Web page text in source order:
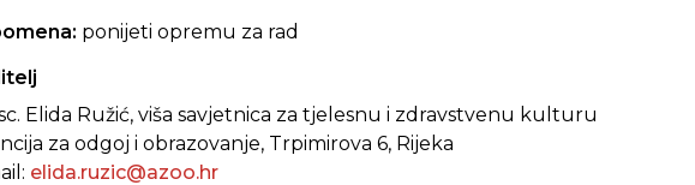
ponijeti opremu za rad
Elida Ružić, viša savjetnica za tjelesnu i zdravstvenu kulturu
za odgoj i obrazovanje, Trpimirova 6, Rijeka
elida.ruzic@azoo.hr